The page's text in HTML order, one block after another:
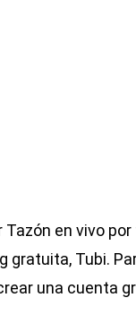
Tazón en vivo
gratuita, Tubi.
una cuenta